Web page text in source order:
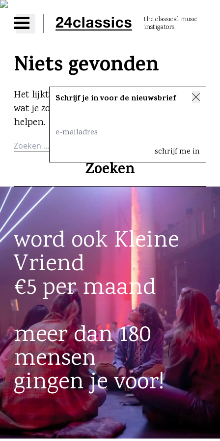
Open main menu
the classical music
instigators
Niets gevonden
Het lijkt er op dat we niet kunnen vinden
wat je zoekt. Wellicht kan een zoekopdracht
helpen.
Zoeken
word ook Kleine
Vriend
€5 per maand
meer dan 180
mensen
gingen je voor!
Schrijf je in voor de nieuwsbrief